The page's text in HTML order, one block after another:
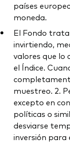
países
moneda.
El Fondo trata
invirtiendo,
valores que lo
el Índice.
muestreo. 2.
excepto en
políticas o
desviarse
inversión para